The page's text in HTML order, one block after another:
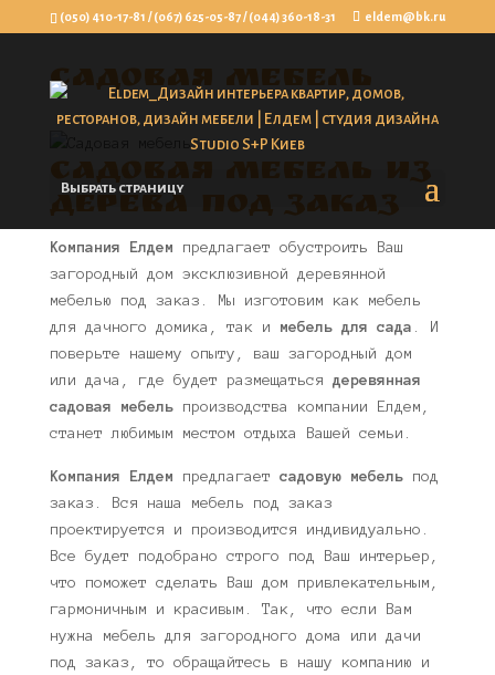
(050) 410-17-81 /(067) 625-05-87/(044) 360-18-31 eldem@bk.ru
Выбрать страницу
Садовая мебель
Садовая мебель из
дерева под заказ
Компания Елдем предлагает обустроить Ваш
загородный дом эксклюзивной деревянной
мебелью под заказ. Мы изготовим как мебель
для дачного домика, так и мебель для сада . И
поверьте нашему опыту, ваш загородный дом
или дача, где будет размещаться деревянная
садовая мебельпроизводства компании Елдем,
станет любимым местом отдыха Вашей семьи.
Компания Елдем предлагает садовую мебельпод
заказ. Вся наша мебель под заказ
проектируется и производится индивидуально.
Все будет подобрано строго под Ваш интерьер,
что поможет сделать Ваш дом привлекательным,
гармоничным и красивым. Так, что если Вам
нужна мебель для загородного дома или дачи
под заказ, то обращайтесь в нашу компанию и